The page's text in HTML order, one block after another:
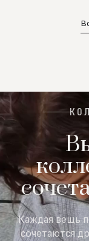
Каждая вещь
сочетаются